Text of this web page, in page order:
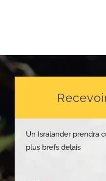
Un Isralander prendra
plus brefs delais